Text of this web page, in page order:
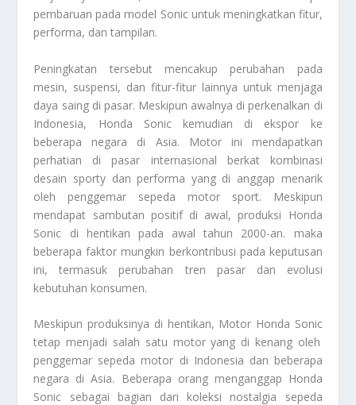
pembaruan pada model Sonic untuk meningkatkan fitur,
performa, dan tampilan.
Peningkatan tersebut mencakup perubahan pada
mesin, suspensi, dan fitur-fitur lainnya untuk menjaga
daya saing di pasar. Meskipun awalnya di perkenalkan di
Indonesia, Honda Sonic kemudian di ekspor ke
beberapa negara di Asia. Motor ini mendapatkan
perhatian di pasar internasional berkat kombinasi
desain sporty dan performa yang di anggap menarik
oleh penggemar sepeda motor sport. Meskipun
mendapat sambutan positif di awal, produksi Honda
Sonic di hentikan pada awal tahun 2000-an. maka
beberapa faktor mungkin berkontribusi pada keputusan
ini, termasuk perubahan tren pasar dan evolusi
kebutuhan konsumen.
Meskipun produksinya di hentikan, Motor Honda Sonic
tetap menjadi salah satu motor yang di kenang oleh
penggemar sepeda motor di Indonesia dan beberapa
negara di Asia. Beberapa orang menganggap Honda
Sonic sebagai bagian dari koleksi nostalgia sepeda